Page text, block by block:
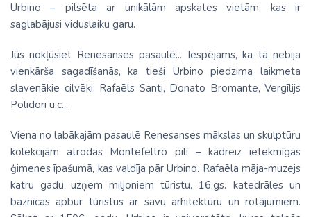
Urbino – pilsēta ar unikālām apskates vietām, kas ir
saglabājusi viduslaiku garu.
Jūs nokļūsiet Renesanses pasaulē... Iespējams, ka tā nebija
vienkārša sagadīšanās, ka tieši Urbino piedzima laikmeta
slavenākie cilvēki: Rafaēls Santi, Donato Bromante, Vergīlijs
Polidori u.c...
Viena no labākajām pasaulē Renesanses mākslas un skulptūru
kolekcijām atrodas Montefeltro pilī – kādreiz ietekmīgās
ģimenes īpašumā, kas valdīja pār Urbino. Rafaēla māja-muzejs
katru gadu uzņem miljoniem tūristu. 16.gs. katedrāles un
baznīcas apbur tūristus ar savu arhitektūru un rotājumiem.